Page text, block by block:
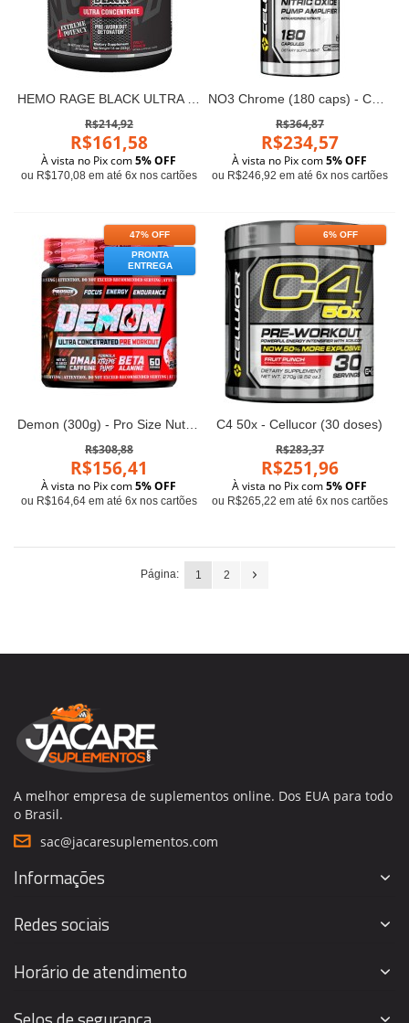
HEMO RAGE BLACK ULTRA CONCENTRADO - Nutrex (30 doses)
R$214,92
R$161,58
À vista no Pix com5% OFF
ou R$170,08 em até 6x nos cartões
NO3 Chrome (180 caps) - Cellucor
R$364,87
R$234,57
À vista no Pix com5% OFF
ou R$246,92 em até 6x nos cartões
47% OFF
PRONTA
ENTREGA
Demon (300g) - Pro Size Nutrition
R$308,88
R$156,41
À vista no Pix com5% OFF
ou R$164,64 em até 6x nos cartões
6% OFF
C4 50x - Cellucor (30 doses)
R$283,37
R$251,96
À vista no Pix com5% OFF
ou R$265,22 em até 6x nos cartões
Página: 1 2
A melhor empresa de suplementos online. Dos EUA para todo
o Brasil.
sac@jacaresuplementos.com
Informações
Redes sociais
Horário de atendimento